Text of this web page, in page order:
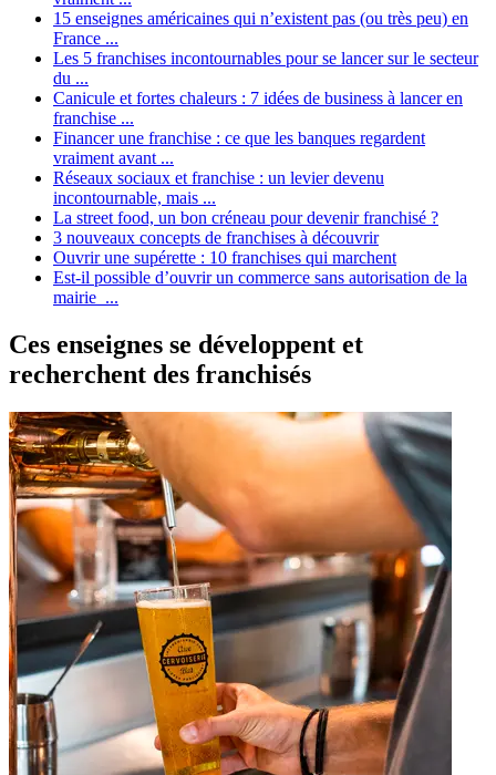
15 enseignes américaines qui n’existent pas (ou très peu) en
France ...
Les 5 franchises incontournables pour se lancer sur le secteur
du ...
Canicule et fortes chaleurs : 7 idées de business à lancer en
franchise ...
Financer une franchise : ce que les banques regardent
vraiment avant ...
Réseaux sociaux et franchise : un levier devenu
incontournable, mais ...
La street food, un bon créneau pour devenir franchisé ?
3 nouveaux concepts de franchises à découvrir
Ouvrir une supérette : 10 franchises qui marchent
Est-il possible d’ouvrir un commerce sans autorisation de la
mairie ...
Ces enseignes se développent et
recherchent des franchisés